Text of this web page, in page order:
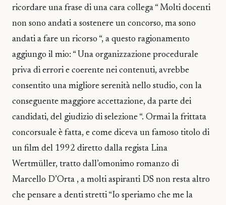
ricordare una frase di una cara collega “ Molti docenti
non sono andati a sostenere un concorso, ma sono
andati a fare un ricorso “, a questo ragionamento
aggiungo il mio: “ Una organizzazione procedurale
priva di errori e coerente nei contenuti, avrebbe
consentito una migliore serenità nello studio, con la
conseguente maggiore accettazione, da parte dei
candidati, del giudizio di selezione “. Ormai la frittata
concorsuale è fatta, e come diceva un famoso titolo di
un film del 1992 diretto dalla regista Lina
Wertmüller, tratto dall’omonimo romanzo di
Marcello D’Orta , a molti aspiranti DS non resta altro
che pensare a denti stretti “Io speriamo che me la